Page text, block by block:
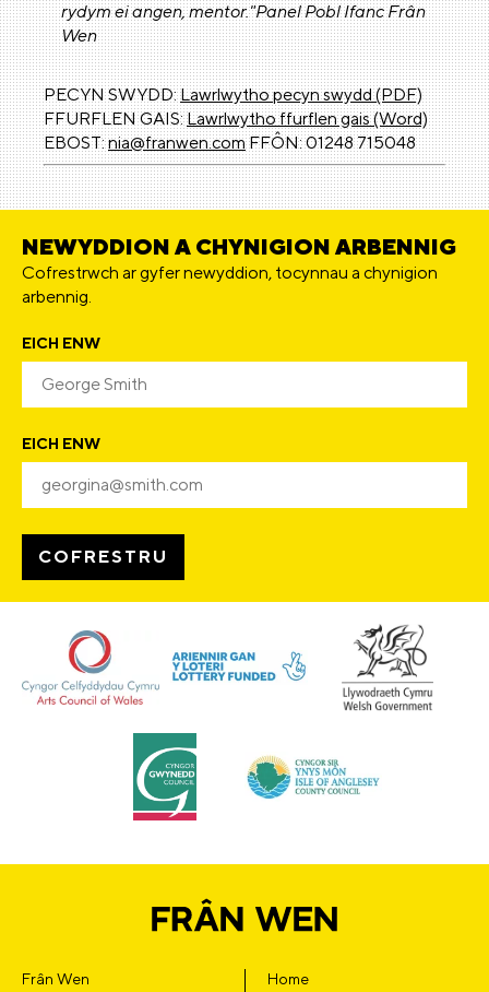
rydym ei angen, mentor."Panel Pobl Ifanc Frân
Wen
PECYN SWYDD:Lawrlwytho pecyn swydd (PDF)
FFURFLEN GAIS:Lawrlwytho ffurflen gais (Word)
EBOST:nia@franwen.comFFÔN: 01248 715048
NEWYDDION A CHYNIGION ARBENNIG
Cofrestrwch ar gyfer newyddion, tocynnau a chynigion
arbennig.
EICH ENW
EICH ENW
Frân Wen
Home